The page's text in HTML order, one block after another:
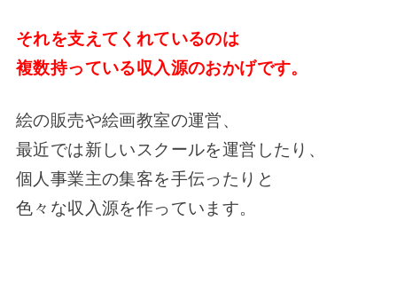
それを支えてくれているのは
複数持っている収入源のおかげです。
絵の販売や絵画教室の運営、
最近では新しいスクールを運営したり、
個人事業主の集客を手伝ったりと
色々な収入源を作っています。